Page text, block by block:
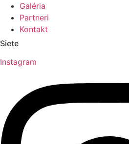
Galéria
Partneri
Kontakt
Siete
Instagram